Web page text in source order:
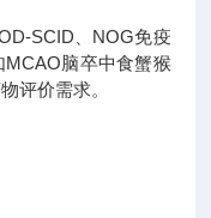
SCID、NOG免疫
脑卒中食蟹猴
评价需求。